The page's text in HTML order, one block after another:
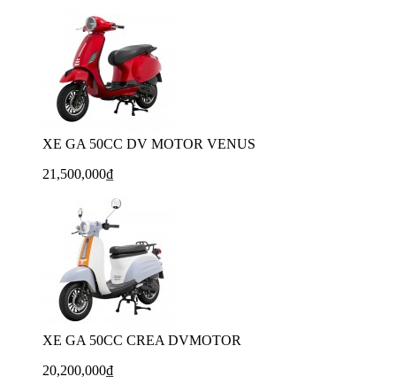
XE GA 50CC DV MOTOR VENUS
21,500,000₫
XE GA 50CC CREA DVMOTOR
20,200,000₫